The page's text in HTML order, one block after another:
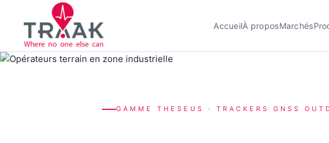
AccueilÀ proposMarchés
GAMME THESEUS · TRACKERS GNSS